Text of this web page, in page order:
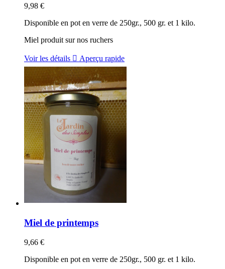
9,98 €
Disponible en pot en verre de 250gr., 500 gr. et 1 kilo.
Miel produit sur nos ruchers
Voir les détails  Aperçu rapide
Miel de printemps
9,66 €
Disponible en pot en verre de 250gr., 500 gr. et 1 kilo.